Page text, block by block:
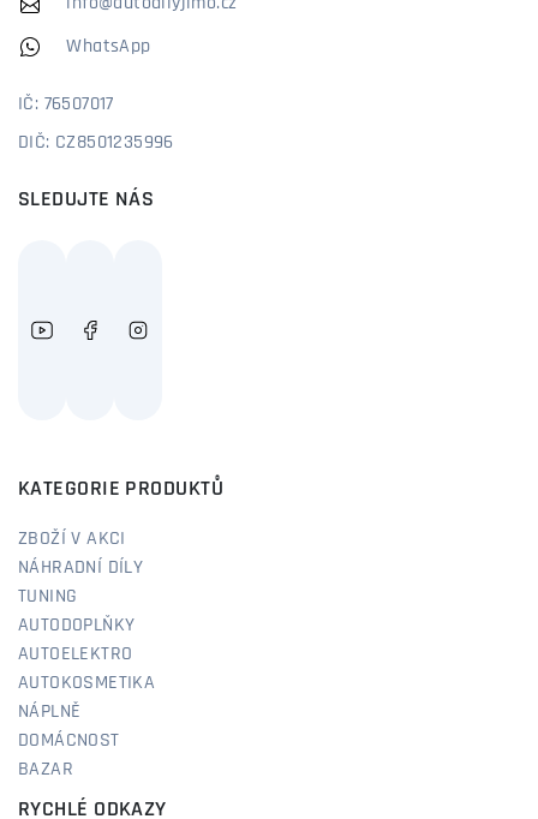
WhatsApp
IČ: 76507017
DIČ: CZ8501235996
SLEDUJTE NÁS
KATEGORIE PRODUKTŮ
ZBOŽÍ V AKCI
NÁHRADNÍ DÍLY
TUNING
AUTODOPLŇKY
AUTOELEKTRO
AUTOKOSMETIKA
NÁPLNĚ
DOMÁCNOST
BAZAR
RYCHLÉ ODKAZY